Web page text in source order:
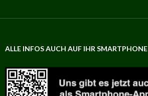
ALLE INFOS AUCH AUF IHR SMARTPHONE